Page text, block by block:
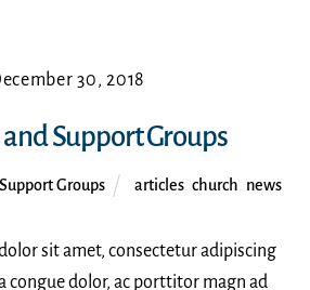
30, 2018
Support Groups
Support Groups articles, church news
sit amet, consectetur adipiscing
congue dolor, ac porttitor magn ad